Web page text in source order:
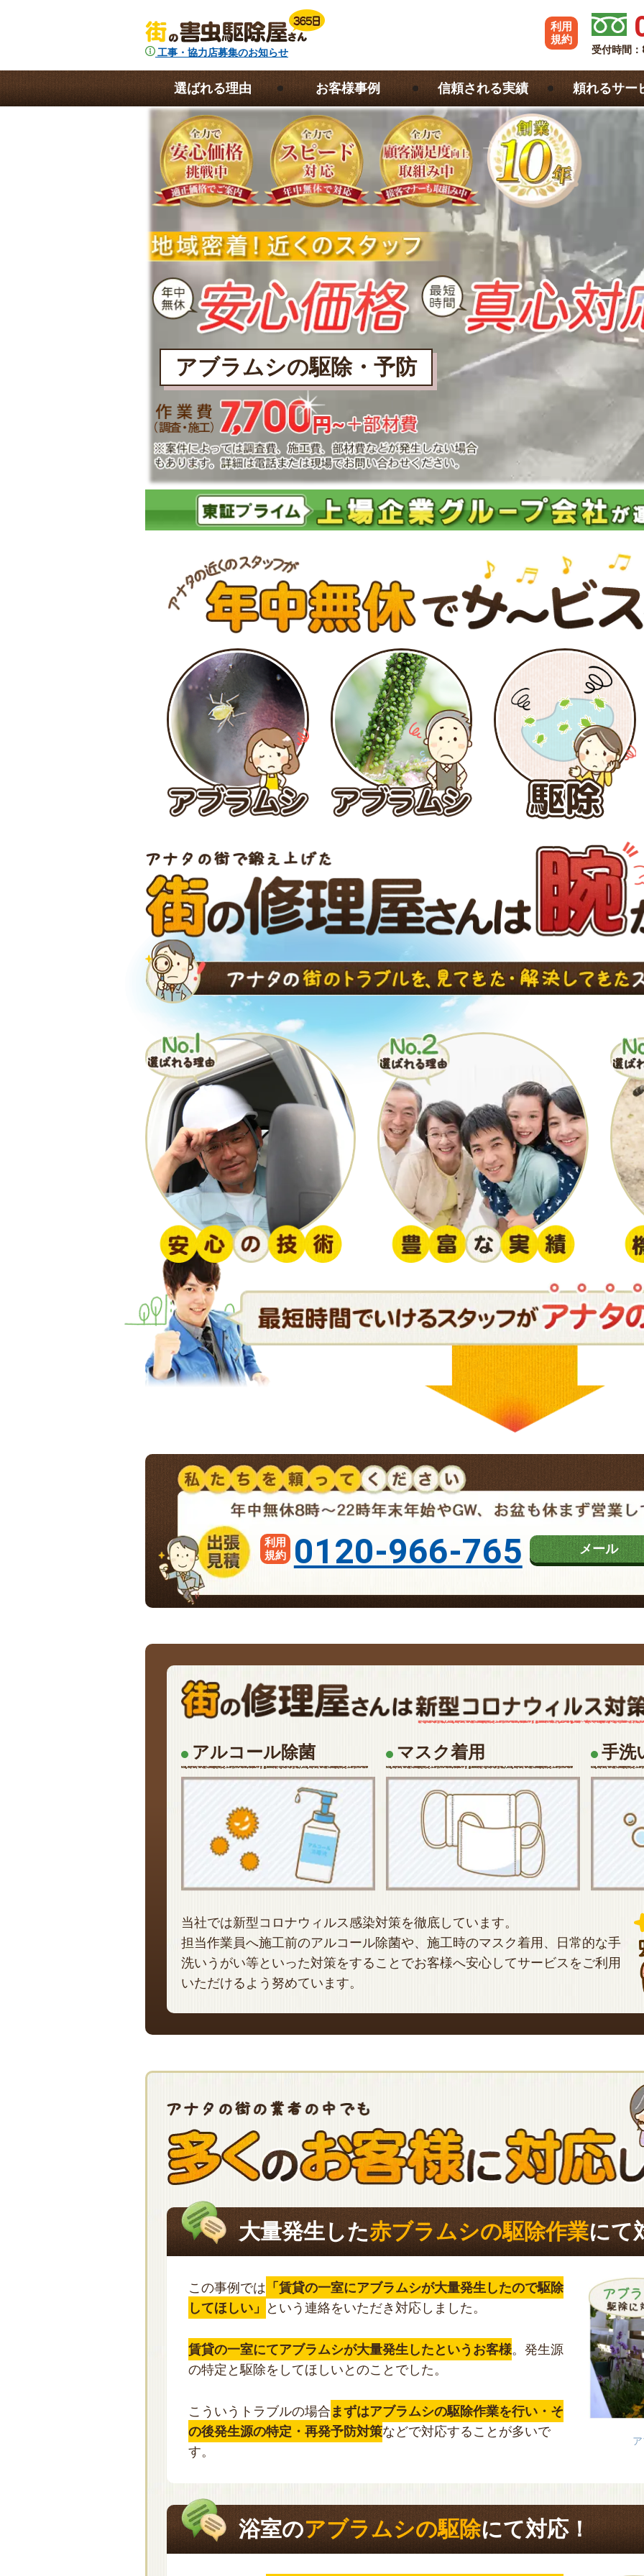
工事・協力店募集のお知らせ
利用
規約
受付時間
選ばれる理由 お客様事例 信頼される実績 頼れるサー
アブラムシの駆除・予防
利用
規約
0120-966-765 メール
アルコール除菌 マスク着用 手洗
当社では新型コロナウィルス感染対策を徹底しています。
担当作業員へ施工前のアルコール除菌や、施工時のマスク着用、日常的な手
洗いうがい等といった対策をすることでお客様へ安心してサービスをご利用
いただけるよう努めています。
大量発生した赤ブラムシの駆除作業にて
この事例では 「賃貸の一室にアブラムシが大量発生したので駆除
してほしい」
という連絡をいただき対応しました。
賃貸の一室にてアブラムシが大量発生したというお客様。発生源
の特定と駆除をしてほしいとのことでした。
こういうトラブルの場合まずはアブラムシの駆除作業を行い・そ
の後発生源の特定・再発予防対策などで対応することが多いで
す。
浴室のアブラムシの駆除にて対応！